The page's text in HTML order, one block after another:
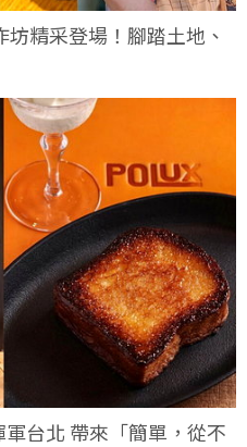
精采登場！腳踏土地、
台北 帶來「簡單，從不